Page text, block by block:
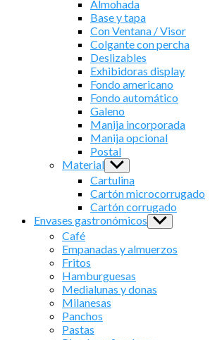
Almohada
Base y tapa
Con Ventana / Visor
Colgante con percha
Deslizables
Exhibidoras display
Fondo americano
Fondo automático
Galeno
Manija incorporada
Manija opcional
Postal
Material Show
sub
menu
Cartulina
Cartón microcorrugado
Cartón corrugado
Envases gastronómicos Show
sub
Café
Empanadas y almuerzos
Fritos
Hamburguesas
Medialunas y donas
Milanesas
Panchos
Pastas